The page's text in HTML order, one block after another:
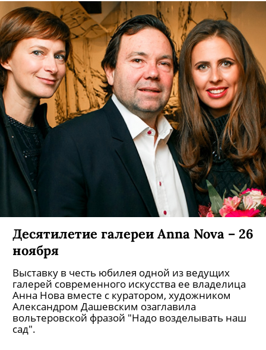
Десятилетие галереи Anna Nova – 26
ноября
Выставку в честь юбилея одной из ведущих
галерей современного искусства ее владелица
Анна Нова вместе с куратором, художником
Александром Дашевским озаглавила
вольтеровской фразой "Надо возделывать наш
сад".